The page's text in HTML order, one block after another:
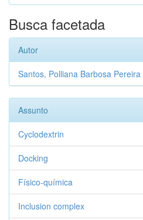
Busca facetada
Autor
Santos, Polliana Barbosa Pereira
Assunto
Cyclodextrin
Docking
Físico-química
Inclusion complex